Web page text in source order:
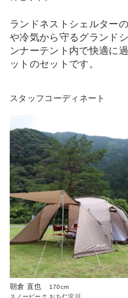
ランドネストシェルター
や冷気から守るグランド
ンナーテント内で快適に
ットのセットです。
スタッフコーディネート
朝倉 直也
170cm
スノーピーク おち仁淀川